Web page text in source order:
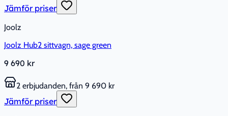
Jämför priser
Joolz
Joolz Hub2 sittvagn, sage green
9 690 kr
2 erbjudanden, från 9 690 kr
Jämför priser